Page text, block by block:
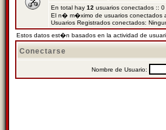
En total hay 12 usuarios conectados ::
El n� m�ximo de usuarios conectados
Usuarios Registrados conectados:
Estos datos est�n basados en la actividad de
Conectarse
Nombre de Usuario: